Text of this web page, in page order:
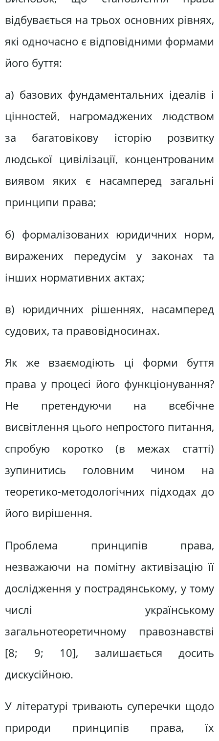
відбувається на трьох основних рівнях,
які одночасно є відповідними формами
його буття:
а) базових фундаментальних ідеалів і
цінностей, нагромаджених людством
за багатовікову історію розвитку
людської цивілізації, концентрованим
виявом яких є насамперед загальні
принципи права;
б) формалізованих юридичних норм,
виражених передусім у законах та
інших нормативних актах;
в) юридичних рішеннях, насамперед
судових, та правовідносинах.
Як же взаємодіють ці форми буття
права у процесі його функціонування?
Не претендуючи на всебічне
висвітлення цього непростого питання,
спробую коротко (в межах статті)
зупинитись головним чином на
теоретико-методологічних підходах до
його вирішення.
Проблема принципів права,
незважаючи на помітну активізацію її
дослідження у пострадянському, у тому
числі українському
загальнотеоретичному правознавстві
[8; 9; 10], залишається досить
дискусійною.
У літературі тривають суперечки щодо
природи принципів права, їх